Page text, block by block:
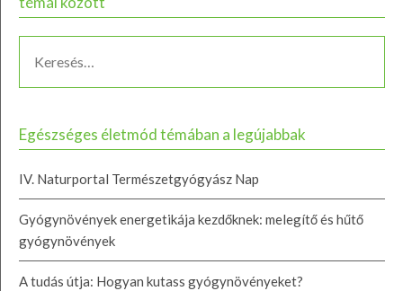
Egészséges életmód témában a legújabbak
IV. Naturportal Természetgyógyász Nap
Gyógynövények energetikája kezdőknek: melegítő és hűtő
gyógynövények
A tudás útja: Hogyan kutass gyógynövényeket?